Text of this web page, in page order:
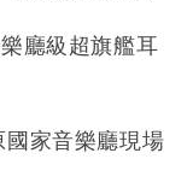
廳級超旗艦耳
家音樂廳現場